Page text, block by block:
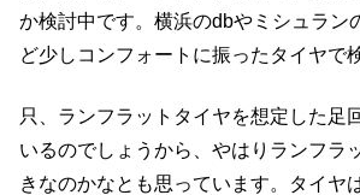
か検討中です。横浜のdbやミシュラン
ど少しコンフォートに振ったタイヤで
只、ランフラットタイヤを想定した足
いるのでしょうから、やはりランフラ
きなのかなとも思っています。タイヤ